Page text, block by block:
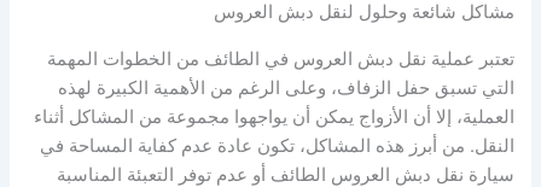
مشاكل شائعة وحلول لنقل دبش العروس
تعتبر عملية نقل دبش العروس في الطائف من الخطوات المهمة
التي تسبق حفل الزفاف، وعلى الرغم من الأهمية الكبيرة لهذه
العملية، إلا أن الأزواج يمكن أن يواجهوا مجموعة من المشاكل أثناء
النقل. من أبرز هذه المشاكل، تكون عادة عدم كفاية المساحة في
سيارة نقل دبش العروس الطائف أو عدم توفر التعبئة المناسبة